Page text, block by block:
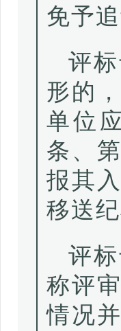
免予追
评
形的
单位
条、
报其
移送
评
称评
情况